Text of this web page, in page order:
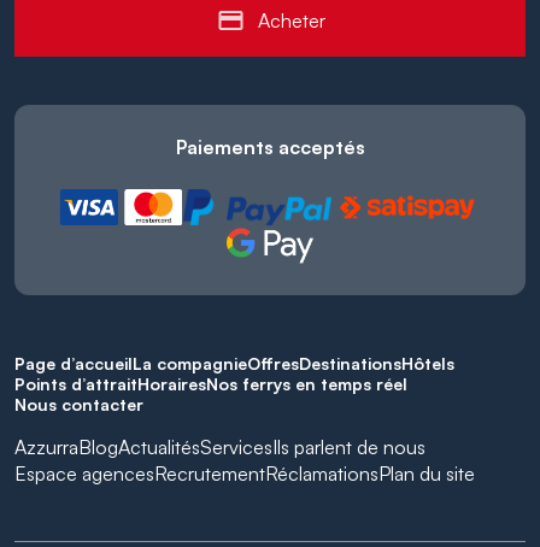
Acheter
Paiements acceptés
Page d’accueilLa compagnieOffresDestinationsHôtels
Points d’attraitHorairesNos ferrys en temps réel
Nous contacter
AzzurraBlogActualitésServicesIls parlent de nous
Espace agencesRecrutementRéclamationsPlan du site